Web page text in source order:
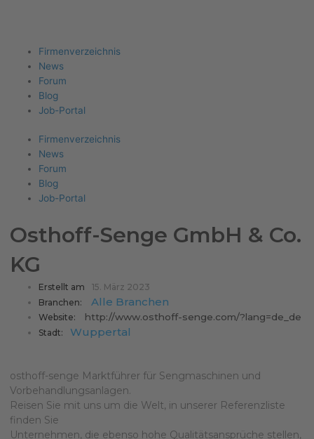
Menu
Firmenverzeichnis
News
Forum
Blog
Job-Portal
Firmenverzeichnis
News
Forum
Blog
Job-Portal
Osthoff-Senge GmbH & Co.
KG
Erstellt am
15. März 2023
Branchen:
Alle Branchen
Website: http://www.osthoff-senge.com/?lang=de_de
Stadt: Wuppertal
osthoff-senge Marktführer für Sengmaschinen und
Vorbehandlungsanlagen.
Reisen Sie mit uns um die Welt, in unserer Referenzliste
finden Sie
Unternehmen, die ebenso hohe Qualitätsansprüche stellen,